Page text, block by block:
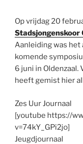
Op vrijdag 20
Stadsjongenskoor
Aanleiding was het
komende
6 juni in Oldenzaal.
heeft gemist hier
Zes Uur Journaal
[youtube https://
v=74kY_GPi2jo]
Jeugdjournaal